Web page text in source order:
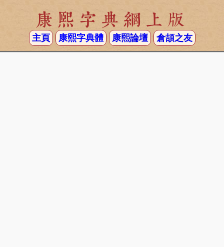
康熙字典網上版
主頁 康熙字典體 康熙論壇 倉頡之友